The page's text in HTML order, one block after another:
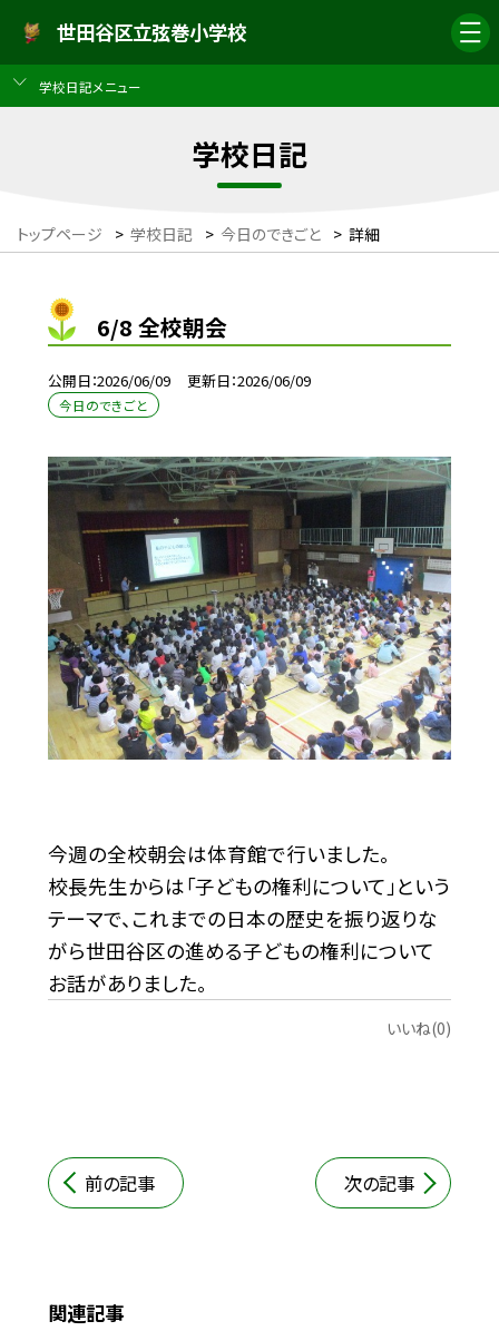
世田谷区立弦巻小学校
学校日記メニュー
学校日記
トップページ > 学校日記 > 今日のできごと > 詳細
6/8 全校朝会
公開日 2026/06/09 更新日 2026/06/09
今日のできごと
今週の全校朝会は体育館で行いました。
校長先生からは「子どもの権利について」という
テーマで、これまでの日本の歴史を振り返りな
がら世田谷区の進める子どもの権利について
お話がありました。
いいね(0)
前の記事 次の記事
関連記事